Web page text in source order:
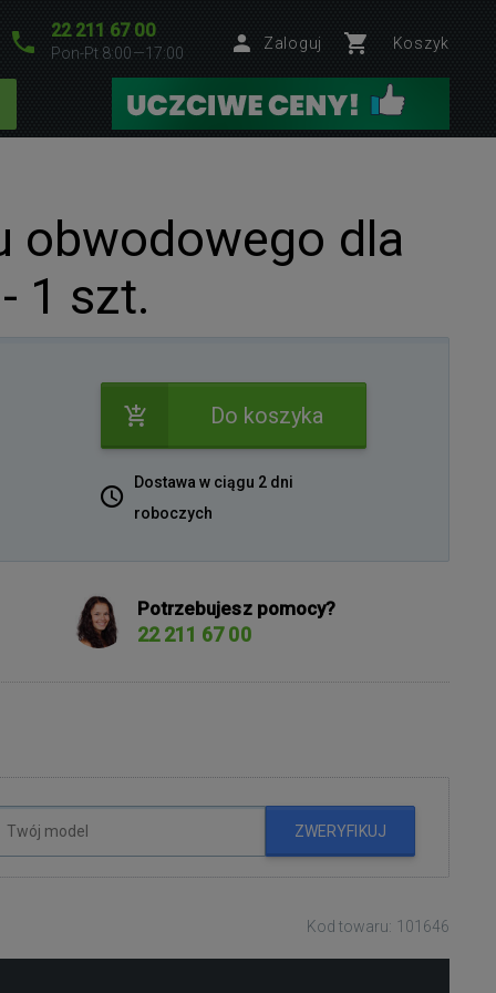
22 211 67 00
Pon-Pt 8:00—17:00
Zaloguj Koszyk
obwodowego dla
1 szt.
Do koszyka
Dostawa w ciągu 2 dni
roboczych
Potrzebujesz pomocy?
22 211 67 00
ZWERYFIKUJ
Kod towaru: 101646